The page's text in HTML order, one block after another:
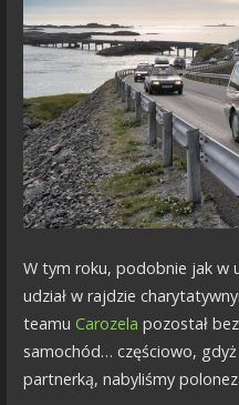
W tym roku, podobnie jak w
udział w rajdzie
teamu Carozela pozostał
samochód… częściowo,
partnerką, nabyliśmy